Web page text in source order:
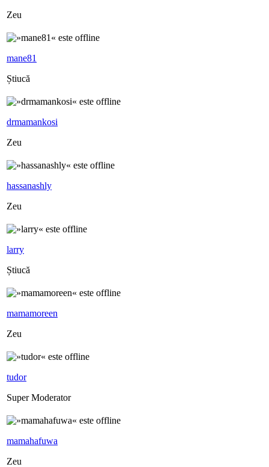
Zeu
mane81
Știucă
drmamankosi
Zeu
hassanashly
Zeu
larry
Știucă
mamamoreen
Zeu
tudor
Super Moderator
mamahafuwa
Zeu